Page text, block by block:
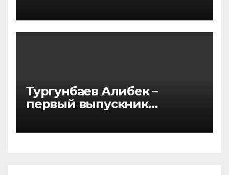
прибыли в г. Стамбул для
участия в Международной
Тургунбаев Алибек –
первый выпускник
диплома по направлению